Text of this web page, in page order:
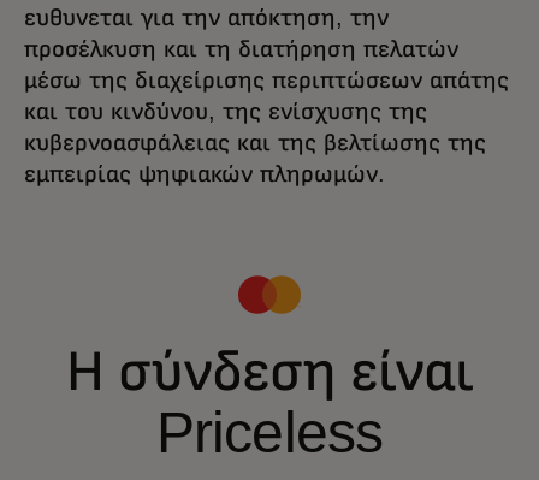
ευθυνεται για την απόκτηση, την
προσέλκυση και τη διατήρηση πελατών
μέσω της διαχείρισης περιπτώσεων απάτης
και του κινδύνου, της ενίσχυσης της
κυβερνοασφάλειας και της βελτίωσης της
εμπειρίας ψηφιακών πληρωμών.
Η σύνδεση είναι
Priceless